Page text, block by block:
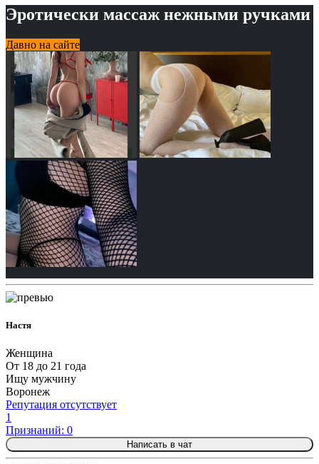
Эротически массаж нежными ручками
Давно на сайте
Настя
Женщина
От 18 до 21 года
Ищу мужчину
Воронеж
Репутация отсутствует
1
Признаний: 0
Написать в чат